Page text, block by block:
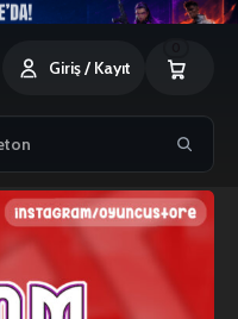
Giriş / Kayıt